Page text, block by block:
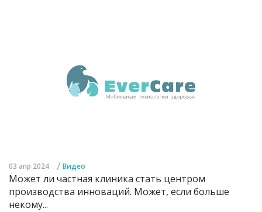
03 апр 2024 / Видео
Может ли частная клиника стать центром
производства инноваций. Может, если больше
некому...